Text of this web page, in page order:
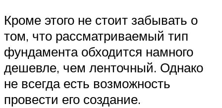
Кроме этого не стоит забывать о
том, что рассматриваемый тип
фундамента обходится намного
дешевле, чем ленточный. Однако
не всегда есть возможность
провести его создание.